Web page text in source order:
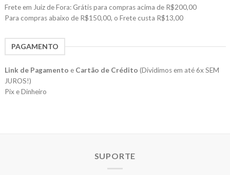
Frete em Juiz de Fora: Grátis para compras acima de R$200,00
Para compras abaixo de R$150,00, o Frete custa R$13,00
PAGAMENTO
Link de Pagamento e Cartão de Crédito (Dividimos em até 6x SEM
JUROS!)
Pix e Dinheiro
SUPORTE